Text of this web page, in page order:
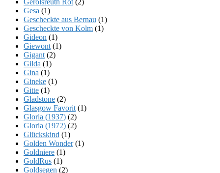
Gesa (1)
Gescheckte aus Bernau (1)
Gescheckte von Kolm (1)
Gideon (1)
Giewont (1)
Gigant (2)
Gilda (1)
Gina (1)
Gineke (1)
Gitte (1)
Gladstone (2)
Glasgow Favorit (1)
Gloria (1937) (2)
Gloria (1972) (2)
Glückskind (1)
Golden Wonder(1)
Goldniere (1)
GoldRus (1)
Goldsegen (2)